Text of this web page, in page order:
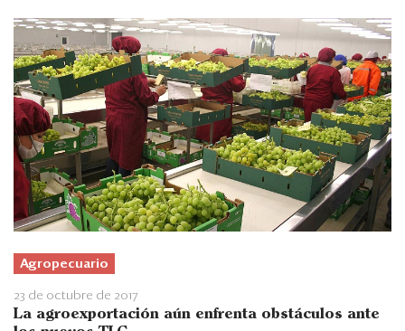
Agropecuario
23 de octubre de 2017
La agroexportación aún enfrenta obstáculos ante